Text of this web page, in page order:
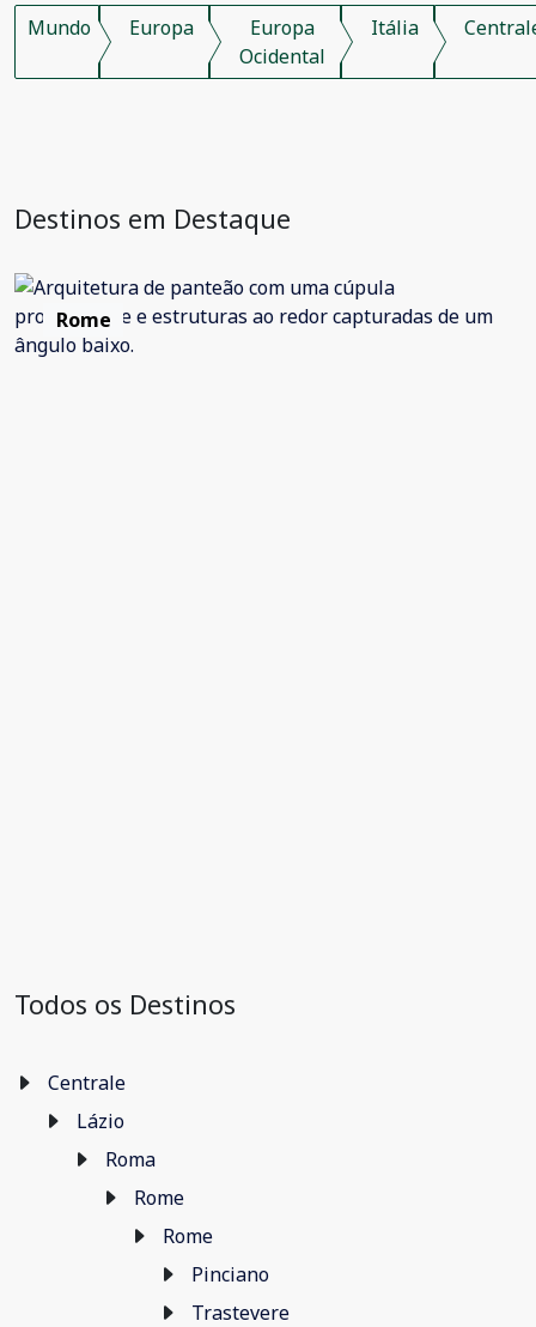
Mundo Europa
Europa
Ocidental
Itália
Destinos em Destaque
Rome
Todos os Destinos
Centrale
Lázio
Roma
Rome
Rome
Pinciano
Trastevere